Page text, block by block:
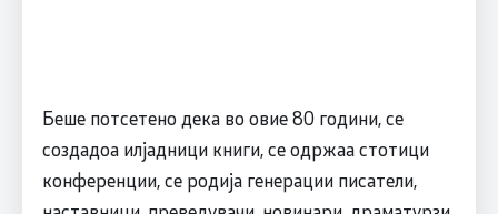
Беше потсетено дека во овие 80 години, се
создадоа илјадници книги, се одржаа стотици
конференции, се родија генерации писатели,